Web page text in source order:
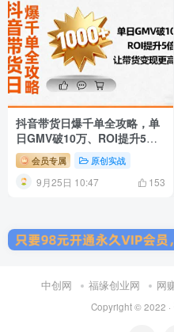
抖音带货日爆千单全攻略，单
日GMV破10万、ROI提升5
倍，让带货变现更高效
会员专属 原创实战
9月25日 10:47 153
中创网 福缘创业网 网
Copyright © 2022 ·